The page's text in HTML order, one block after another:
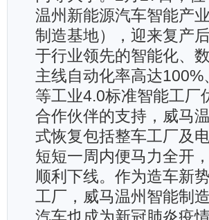
温州新能源汽车智能产
制造基地），迎来复产
于行业领先的智能化、
主线自动化率高达
等工业4.0标准智能工厂
合作伙伴的支持，威马
式恢复包括整车工厂及
短短一周内便马力全开
顺利下线。作为造车新
工厂，威马温州智能制